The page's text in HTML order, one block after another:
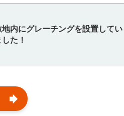
地内にグレーチングを設置してい
た！